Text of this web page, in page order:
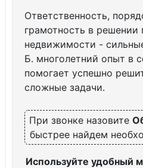
Ответственность,
грамотность в решении
недвижимости -
Б. многолетний опыт в
помогает успешно
сложные задачи.
При звонке назовите
быстрее найдем
Используйте удобный